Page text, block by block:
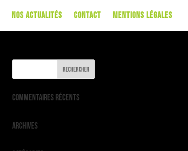
Nos Actualités Contact Mentions Légales
Commentaires récents
Archives